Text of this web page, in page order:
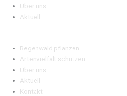
Über uns
Aktuell
Regenwald pflanzen
Artenvielfalt schützen
Über uns
Aktuell
Kontakt